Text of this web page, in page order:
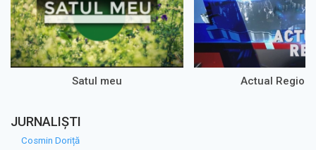
Satul meu Actual
JURNALIȘTI
Cosmin Doriță